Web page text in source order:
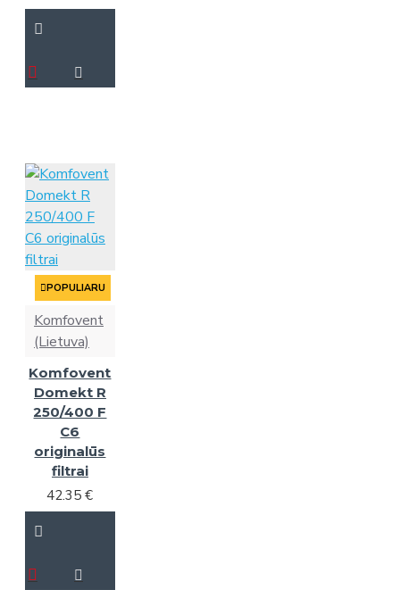
POPULIARU
Komfovent
(Lietuva)
Komfovent
Domekt R
250/400 F
C6
originalūs
filtrai
42.35 €